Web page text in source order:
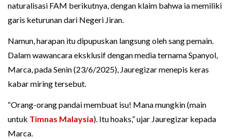
naturalisasi FAM berikutnya, dengan klaim bahwa ia memiliki
garis keturunan dari Negeri Jiran.
Namun, harapan itu dipupuskan langsung oleh sang pemain.
Dalam wawancara eksklusif dengan media ternama Spanyol,
Marca, pada Senin (23/6/2025), Jauregizar menepis keras
kabar miring tersebut.
“Orang-orang pandai membuat isu! Mana mungkin (main
untuk Timnas Malaysia). Itu hoaks,” ujar Jauregizar kepada
Marca.